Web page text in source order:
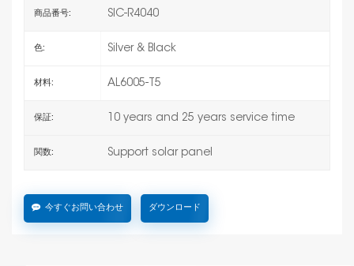
商品番号: SIC-R4040
色: Silver & Black
材料: AL6005-T5
保証: 10 years and 25 years service time
関数: Support solar panel
今すぐお問い合わせ ダウンロード